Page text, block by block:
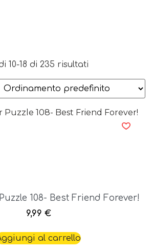
10-18 di 235 risultati
108- Best Friend Forever!
9,99 €
al carrello